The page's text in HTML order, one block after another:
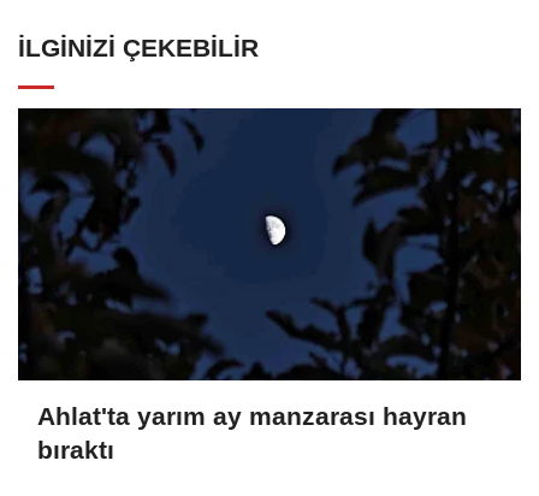
İLGINIZI ÇEKEBILIR
Ahlat'ta yarım ay manzarası hayran
bıraktı